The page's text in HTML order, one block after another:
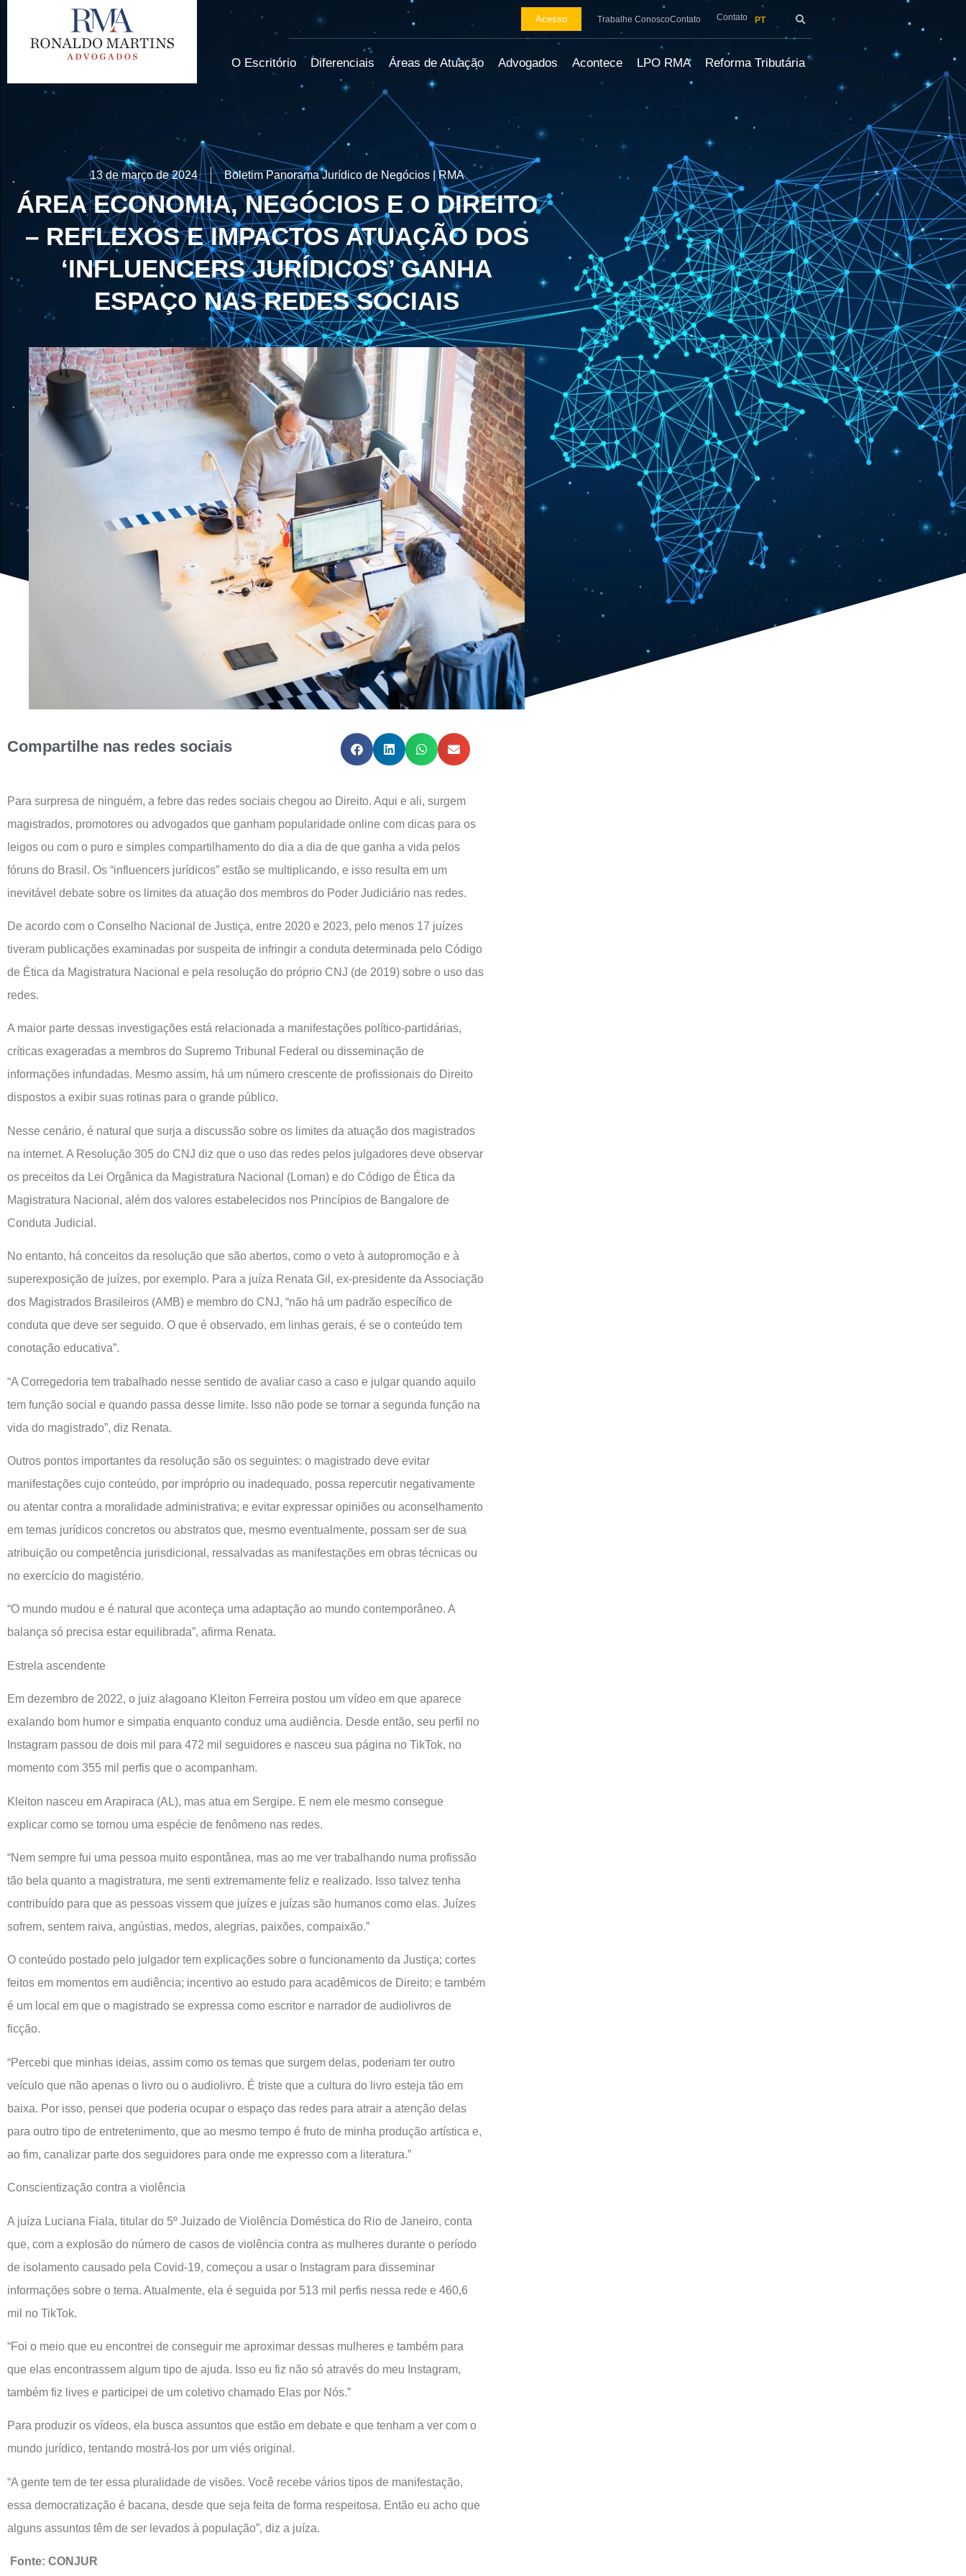
Acesso Trabalhe ConoscoContato Contato PT
O Escritório Diferenciais Áreas de Atuação Advogados Acontece LPO RMA Reforma Tributária
13 de março de 2024 Boletim Panorama Jurídico de Negócios | RMA
ÁREA ECONOMIA, NEGÓCIOS E O DIREITO
– REFLEXOS E IMPACTOS ATUAÇÃO DOS
‘INFLUENCERS JURÍDICOS’ GANHA
ESPAÇO NAS REDES SOCIAIS
Compartilhe nas redes sociais
Para surpresa de ninguém, a febre das redes sociais chegou ao Direito. Aqui e ali, surgem
magistrados, promotores ou advogados que ganham popularidade online com dicas para os
leigos ou com o puro e simples compartilhamento do dia a dia de que ganha a vida pelos
fóruns do Brasil. Os “influencers jurídicos” estão se multiplicando, e isso resulta em um
inevitável debate sobre os limites da atuação dos membros do Poder Judiciário nas redes.
De acordo com o Conselho Nacional de Justiça, entre 2020 e 2023, pelo menos 17 juízes
tiveram publicações examinadas por suspeita de infringir a conduta determinada pelo Código
de Ética da Magistratura Nacional e pela resolução do próprio CNJ (de 2019) sobre o uso das
redes.
A maior parte dessas investigações está relacionada a manifestações político-partidárias,
críticas exageradas a membros do Supremo Tribunal Federal ou disseminação de
informações infundadas. Mesmo assim, há um número crescente de profissionais do Direito
dispostos a exibir suas rotinas para o grande público.
Nesse cenário, é natural que surja a discussão sobre os limites da atuação dos magistrados
na internet. A Resolução 305 do CNJ diz que o uso das redes pelos julgadores deve observar
os preceitos da Lei Orgânica da Magistratura Nacional (Loman) e do Código de Ética da
Magistratura Nacional, além dos valores estabelecidos nos Princípios de Bangalore de
Conduta Judicial.
No entanto, há conceitos da resolução que são abertos, como o veto à autopromoção e à
superexposição de juízes, por exemplo. Para a juíza Renata Gil, ex-presidente da Associação
dos Magistrados Brasileiros (AMB) e membro do CNJ, “não há um padrão específico de
conduta que deve ser seguido. O que é observado, em linhas gerais, é se o conteúdo tem
conotação educativa”.
“A Corregedoria tem trabalhado nesse sentido de avaliar caso a caso e julgar quando aquilo
tem função social e quando passa desse limite. Isso não pode se tornar a segunda função na
vida do magistrado”, diz Renata.
Outros pontos importantes da resolução são os seguintes: o magistrado deve evitar
manifestações cujo conteúdo, por impróprio ou inadequado, possa repercutir negativamente
ou atentar contra a moralidade administrativa; e evitar expressar opiniões ou aconselhamento
em temas jurídicos concretos ou abstratos que, mesmo eventualmente, possam ser de sua
atribuição ou competência jurisdicional, ressalvadas as manifestações em obras técnicas ou
no exercício do magistério.
“O mundo mudou e é natural que aconteça uma adaptação ao mundo contemporâneo. A
balança só precisa estar equilibrada”, afirma Renata.
Estrela ascendente
Em dezembro de 2022, o juiz alagoano Kleiton Ferreira postou um vídeo em que aparece
exalando bom humor e simpatia enquanto conduz uma audiência. Desde então, seu perfil no
Instagram passou de dois mil para 472 mil seguidores e nasceu sua página no TikTok, no
momento com 355 mil perfis que o acompanham.
Kleiton nasceu em Arapiraca (AL), mas atua em Sergipe. E nem ele mesmo consegue
explicar como se tornou uma espécie de fenômeno nas redes.
“Nem sempre fui uma pessoa muito espontânea, mas ao me ver trabalhando numa profissão
tão bela quanto a magistratura, me senti extremamente feliz e realizado. Isso talvez tenha
contribuído para que as pessoas vissem que juízes e juízas são humanos como elas. Juízes
sofrem, sentem raiva, angústias, medos, alegrias, paixões, compaixão.”
O conteúdo postado pelo julgador tem explicações sobre o funcionamento da Justiça; cortes
feitos em momentos em audiência; incentivo ao estudo para acadêmicos de Direito; e também
é um local em que o magistrado se expressa como escritor e narrador de audiolivros de
ficção.
“Percebi que minhas ideias, assim como os temas que surgem delas, poderiam ter outro
veículo que não apenas o livro ou o audiolivro. É triste que a cultura do livro esteja tão em
baixa. Por isso, pensei que poderia ocupar o espaço das redes para atrair a atenção delas
para outro tipo de entretenimento, que ao mesmo tempo é fruto de minha produção artística e,
ao fim, canalizar parte dos seguidores para onde me expresso com a literatura.”
Conscientização contra a violência
A juíza Luciana Fiala, titular do 5º Juizado de Violência Doméstica do Rio de Janeiro, conta
que, com a explosão do número de casos de violência contra as mulheres durante o período
de isolamento causado pela Covid-19, começou a usar o Instagram para disseminar
informações sobre o tema. Atualmente, ela é seguida por 513 mil perfis nessa rede e 460,6
mil no TikTok.
“Foi o meio que eu encontrei de conseguir me aproximar dessas mulheres e também para
que elas encontrassem algum tipo de ajuda. Isso eu fiz não só através do meu Instagram,
também fiz lives e participei de um coletivo chamado Elas por Nós.”
Para produzir os vídeos, ela busca assuntos que estão em debate e que tenham a ver com o
mundo jurídico, tentando mostrá-los por um viés original.
“A gente tem de ter essa pluralidade de visões. Você recebe vários tipos de manifestação,
essa democratização é bacana, desde que seja feita de forma respeitosa. Então eu acho que
alguns assuntos têm de ser levados à população”, diz a juíza.
Fonte: CONJUR